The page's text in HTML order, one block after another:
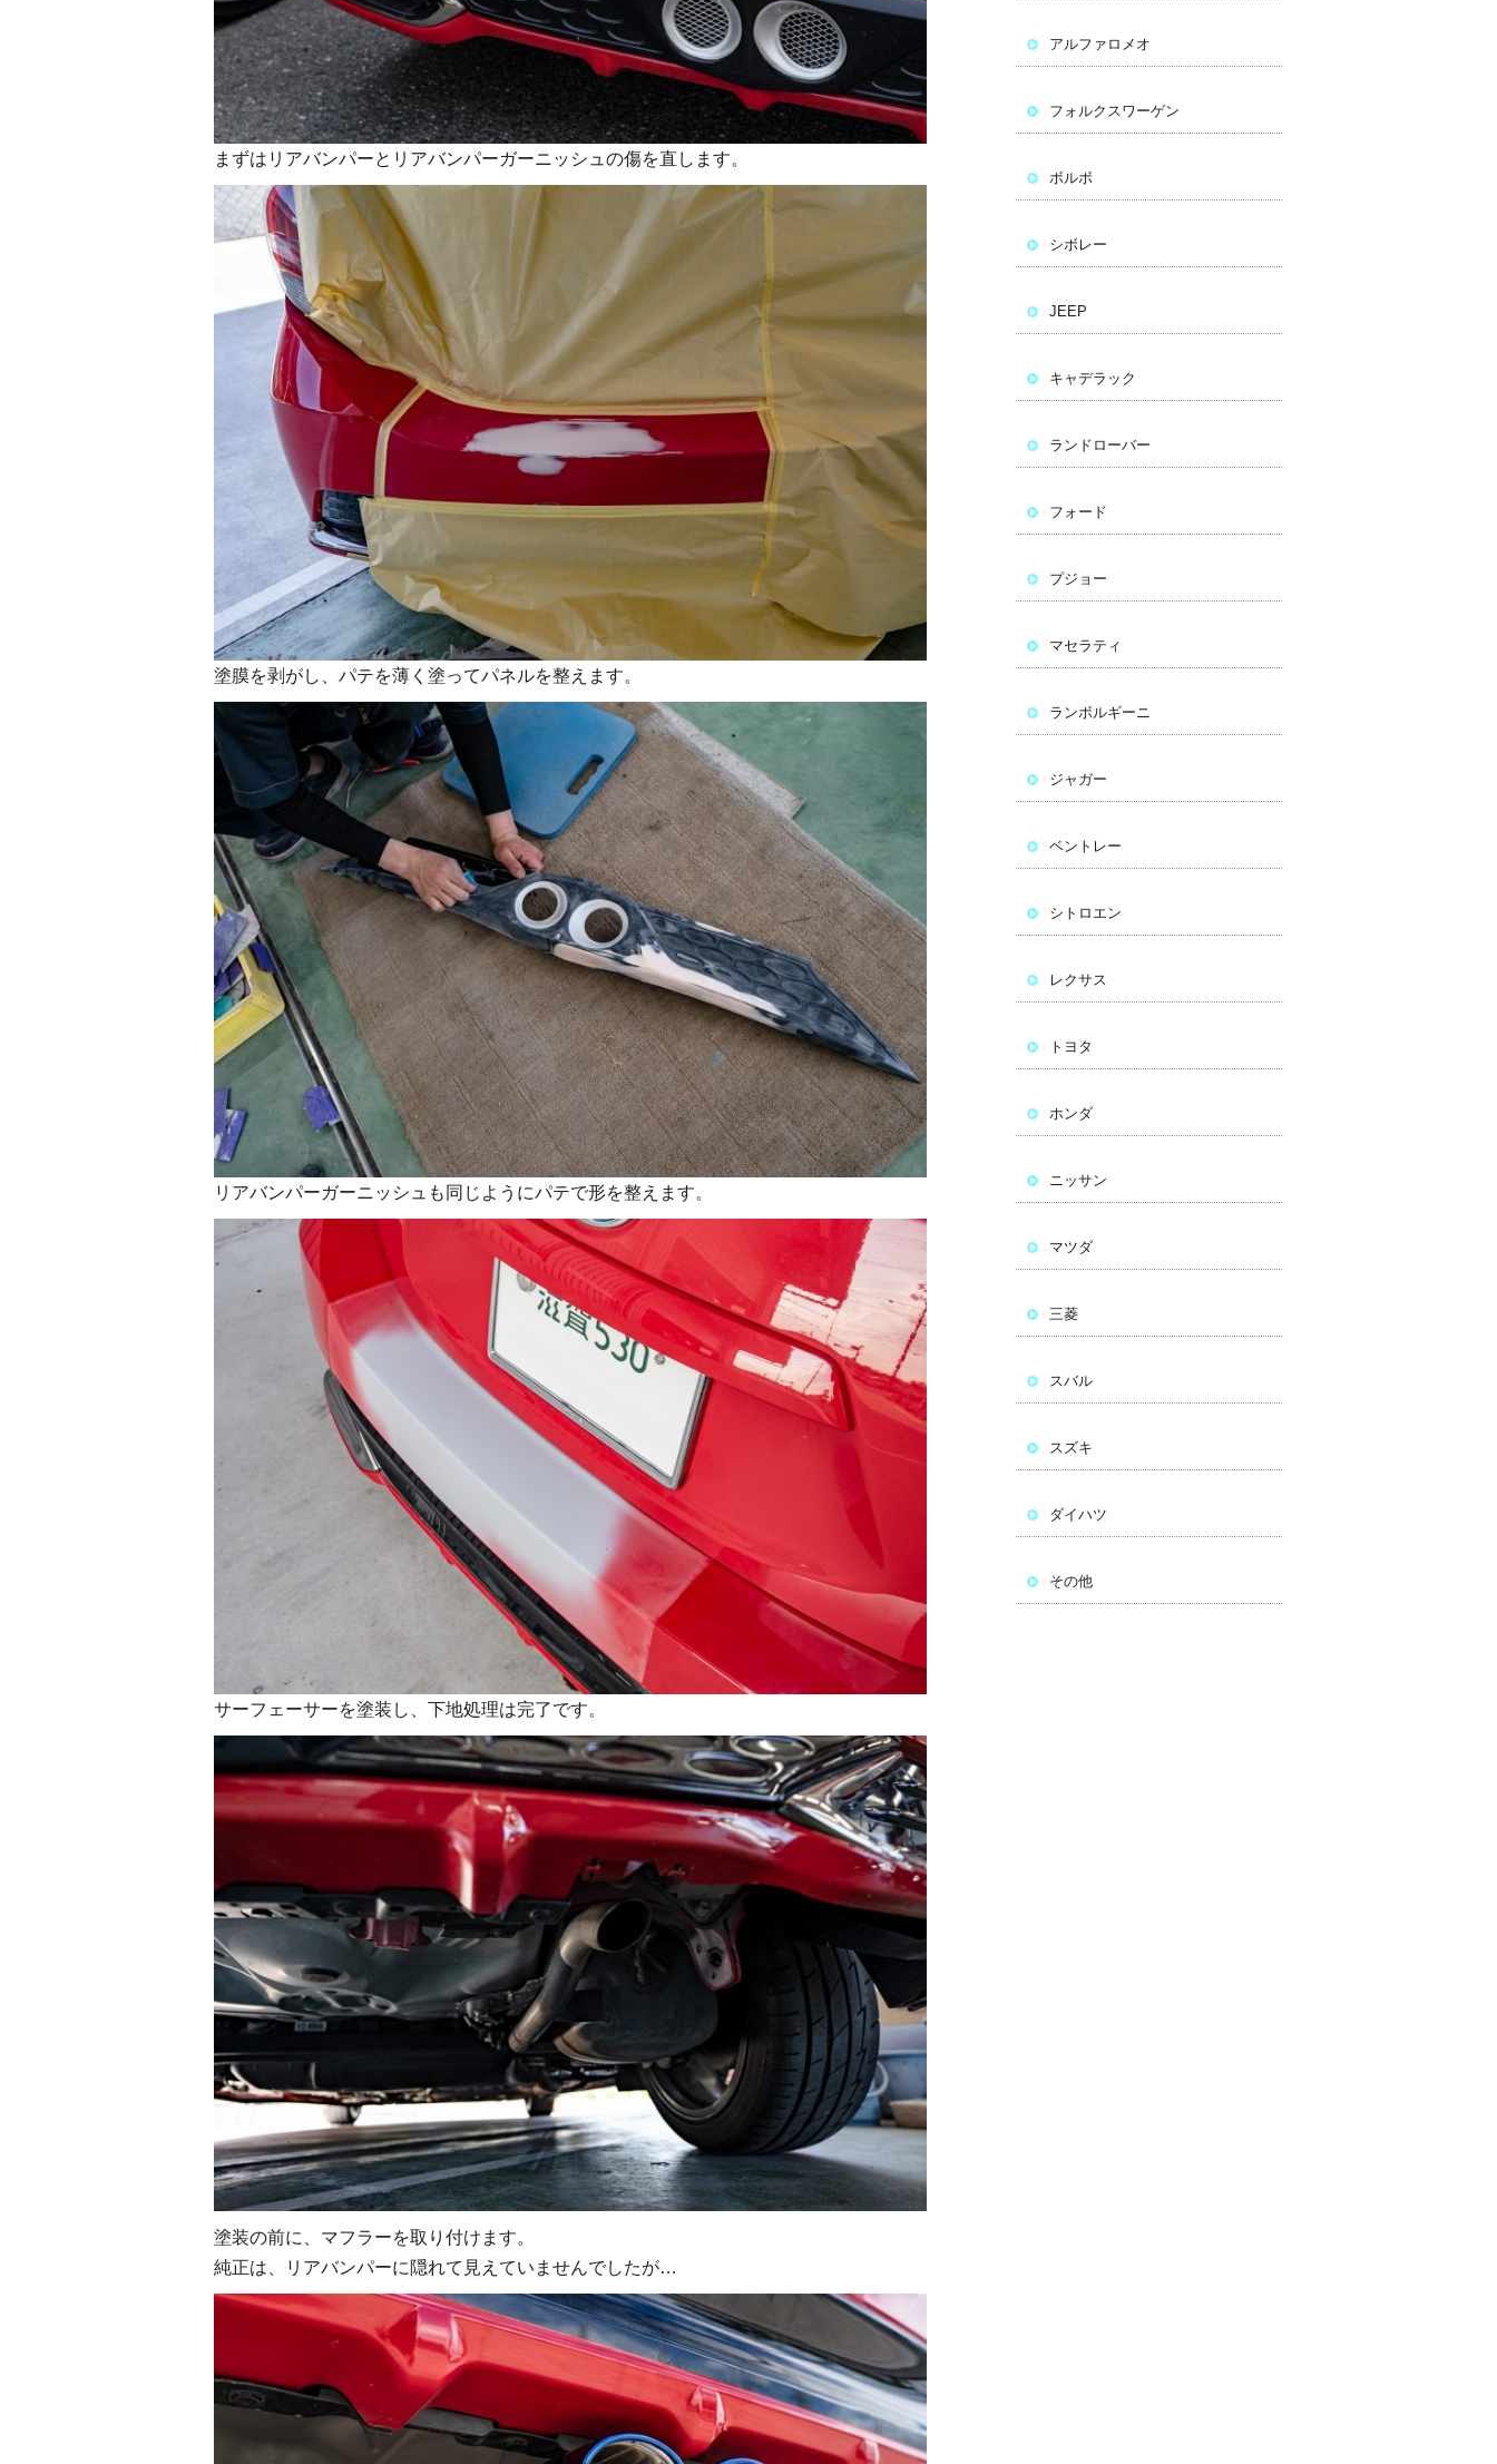
まずはリアバンパーとリアバンパーガーニッシュの傷を直します。
塗膜を剥がし、パテを薄く塗ってパネルを整えます。
リアバンパーガーニッシュも同じようにパテで形を整えます。
サーフェーサーを塗装し、下地処理は完了です。
塗装の前に、マフラーを取り付けます。
純正は、リアバンパーに隠れて見えていませんでしたが…
アルファロメオ
フォルクスワーゲン
ボルボ
シボレー
JEEP
キャデラック
ランドローバー
フォード
プジョー
マセラティ
ランボルギーニ
ジャガー
ベントレー
シトロエン
レクサス
トヨタ
ホンダ
ニッサン
マツダ
三菱
スバル
スズキ
ダイハツ
その他